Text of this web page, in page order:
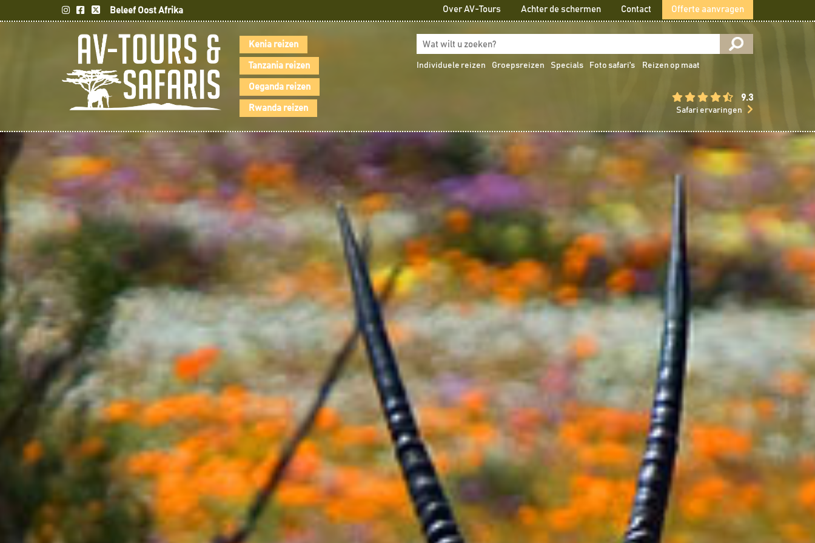
Beleef Oost Afrika Over AV-Tours Achter de schermen Contact Offerte aanvragen
Kenia reizen
Tanzania reizen
Oeganda reizen
Rwanda reizen
Individuele reizen Groepsreizen Specials Foto safari's Reizen op maat
9.3
Safari ervaringen